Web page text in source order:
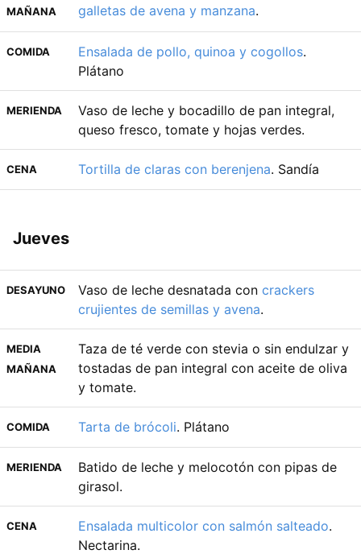
MAÑANA
galletas de avena y manzana.
COMIDA Ensalada de pollo, quinoa y cogollos.
Plátano
MERIENDA
Vaso de leche y bocadillo de pan integral,
queso fresco, tomate y hojas verdes.
CENA Tortilla de claras con berenjena. Sandía
Jueves
DESAYUNO Vaso de leche desnatada con crackers
crujientes de semillas y avena.
MEDIA
MAÑANA
Taza de té verde con stevia o sin endulzar y
tostadas de pan integral con aceite de oliva
y tomate.
COMIDA Tarta de brócoli. Plátano
MERIENDA
Batido de leche y melocotón con pipas de
girasol.
CENA Ensalada multicolor con salmón salteado.
Nectarina.